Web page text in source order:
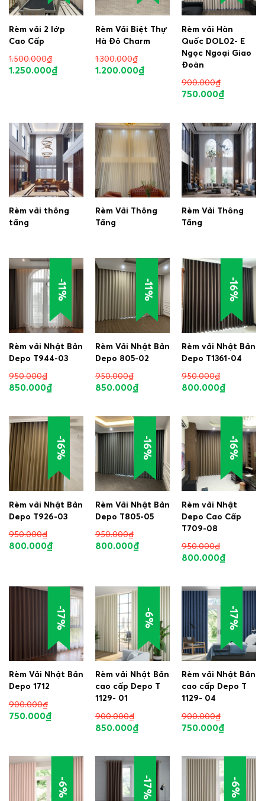
Rèm vải 2 lớp
Cao Cấp
1.500.000₫
1.250.000₫
Rèm Vải Biệt Thự
Hà Đô Charm
1.300.000₫
1.200.000₫
Rèm vải Hàn
Quốc DOL02- E
Ngọc Ngoại Giao
Đoàn
900.000₫
750.000₫
Rèm vải thông
tầng
Rèm Vải Thông
Tầng
Rèm Vải Thông
Tầng
-11%
Rèm vải Nhật Bản
Depo T944-03
950.000₫
850.000₫
-11%
Rèm Vải Nhật Bản
Depo 805-02
950.000₫
850.000₫
-16%
Rèm vải Nhật Bản
Depo T1361-04
950.000₫
800.000₫
-16%
Rèm vải Nhật Bản
Depo T926-03
950.000₫
800.000₫
-16%
Rèm Vải Nhật Bản
Depo T805-05
950.000₫
800.000₫
-16%
Rèm vải Nhật
Depo Cao Cấp
T709-08
950.000₫
800.000₫
-17%
Rèm Vải Nhật Bản
Depo 1712
900.000₫
750.000₫
-6%
Rèm vải Nhật Bản
cao cấp Depo T
1129- 01
900.000₫
850.000₫
-17%
Rèm vải Nhật Bản
cao cấp Depo T
1129- 04
900.000₫
750.000₫
-6% -17% -6%